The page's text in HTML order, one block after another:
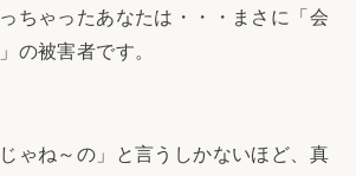
ちゃったあなたは・・・まさに「会
の被害者です。
ゃね～の」と言うしかないほど、真